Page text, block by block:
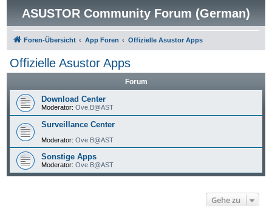
ASUSTOR Community Forum (German)
Foren-Übersicht App Foren Offizielle Asustor Apps
Offizielle Asustor Apps
Forum
Download Center
Moderator: Ove.B@AST
Surveillance Center
Moderator: Ove.B@AST
Sonstige Apps
Moderator: Ove.B@AST
Gehe zu